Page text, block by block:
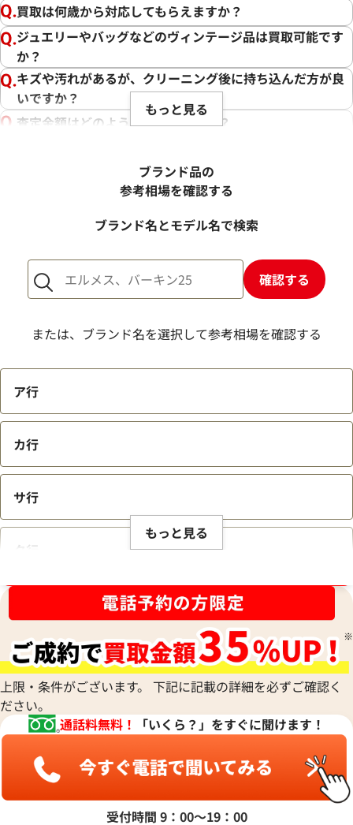
買取は何歳から対応してもらえますか？
ジュエリーやバッグなどのヴィンテージ品は買取可能です
か？
キズや汚れがあるが、クリーニング後に持ち込んだ方が良
いですか？
査定金額はどのように決まりますか？
売却するか悩んでいるのですが、査定だけお願いできます
1点からでも査定できますか？
もっと見る
ブランド品の
参考相場を確認する
ブランド名とモデル名で検索
確認する
または、ブランド名を選択して参考相場を確認する
ア行
カ行
サ行
タ行
ハ行
マ行
ヤ行
もっと見る
上限・条件がございます。 下記に記載の詳細を必ずご確認く
ださい。
通話料無料！
「いくら？」をすぐに聞けます！
受付時間 9：00〜19：00